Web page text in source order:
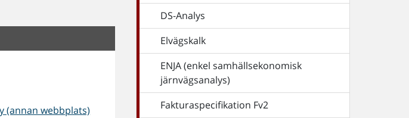
(annan webbplats)
DS-Analys
Elvägskalk
ENJA (enkel samhällsekonomisk
järnvägsanalys)
Fakturaspecifikation Fv2